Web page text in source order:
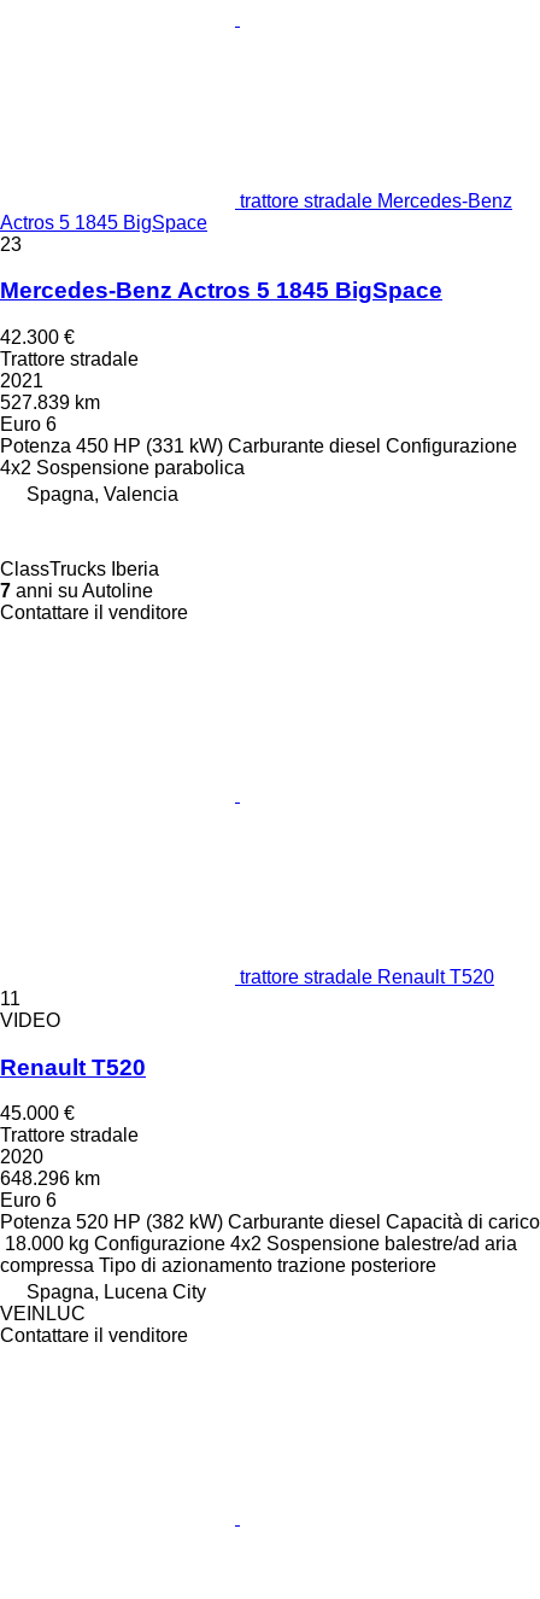
trattore stradale Mercedes-Benz
Actros 5 1845 BigSpace
23
Mercedes-Benz Actros 5 1845 BigSpace
42.300 €
Trattore stradale
2021
527.839 km
Euro 6
Potenza 450 HP (331 kW) Carburante diesel Configurazione
4x2 Sospensione parabolica
Spagna, Valencia
ClassTrucks Iberia
7 anni su Autoline
Contattare il venditore
trattore stradale Renault T520
11
VIDEO
Renault T520
45.000 €
Trattore stradale
2020
648.296 km
Euro 6
Potenza 520 HP (382 kW) Carburante diesel Capacità di carico
18.000 kg Configurazione 4x2 Sospensione balestre/ad aria
compressa Tipo di azionamento trazione posteriore
Spagna, Lucena City
VEINLUC
Contattare il venditore